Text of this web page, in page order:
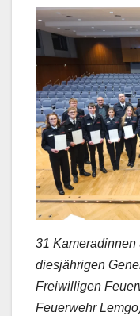
31 Kameradinnen
diesjährigen
Freiwilligen
Feuerwehr